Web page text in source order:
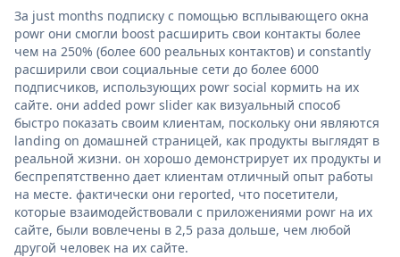
За just months подписку с помощью всплывающего окна
powr они смогли boost расширить свои контакты более
чем на 250% (более 600 реальных контактов) и constantly
расширили свои социальные сети до более 6000
подписчиков, использующих powr social кормить на их
сайте. они added powr slider как визуальный способ
быстро показать своим клиентам, поскольку они являются
landing on домашней страницей, как продукты выглядят в
реальной жизни. он хорошо демонстрирует их продукты и
беспрепятственно дает клиентам отличный опыт работы
на месте. фактически они reported, что посетители,
которые взаимодействовали с приложениями powr на их
сайте, были вовлечены в 2,5 раза дольше, чем любой
другой человек на их сайте.